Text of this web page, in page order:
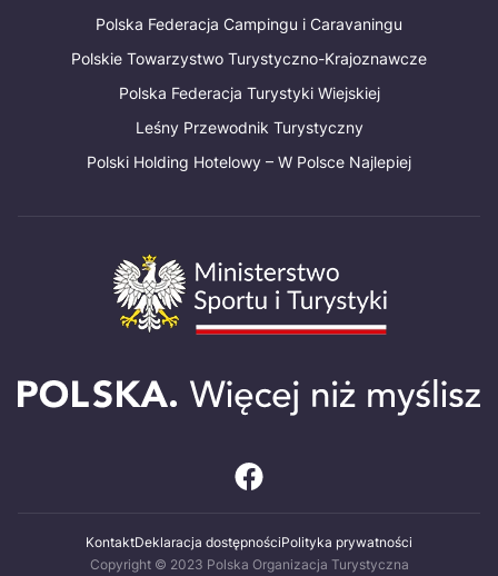
Polska Federacja Campingu i Caravaningu
Polskie Towarzystwo Turystyczno-Krajoznawcze
Polska Federacja Turystyki Wiejskiej
Leśny Przewodnik Turystyczny
Polski Holding Hotelowy – W Polsce Najlepiej
KontaktDeklaracja dostępnościPolityka prywatności
Copyright © 2023 Polska Organizacja Turystyczna